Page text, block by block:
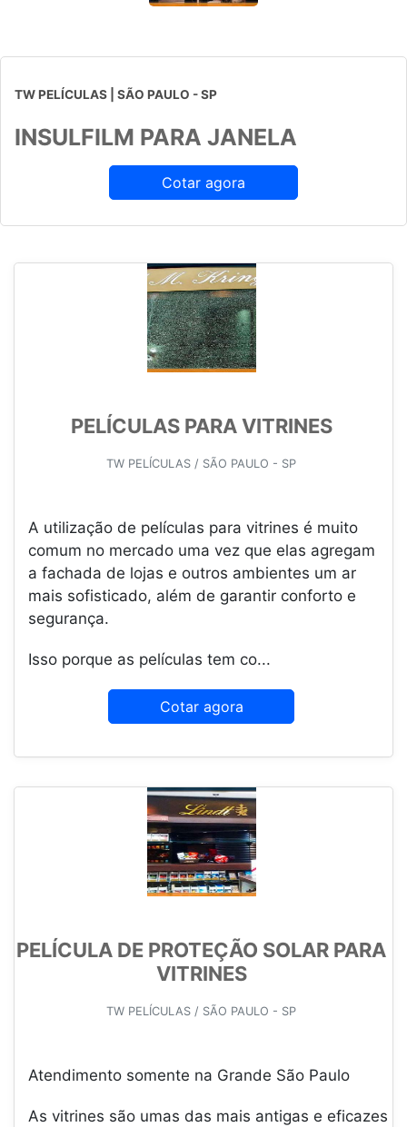
TW PELÍCULAS | SÃO PAULO - SP
INSULFILM PARA JANELA
Cotar agora
PELÍCULAS PARA VITRINES
TW PELÍCULAS / SÃO PAULO - SP
A utilização de películas para vitrines é muito
comum no mercado uma vez que elas agregam
a fachada de lojas e outros ambientes um ar
mais sofisticado, além de garantir conforto e
segurança.
Isso porque as películas tem co...
Cotar agora
PELÍCULA DE PROTEÇÃO SOLAR PARA
VITRINES
TW PELÍCULAS / SÃO PAULO - SP
Atendimento somente na Grande São Paulo
As vitrines são umas das mais antigas e eficazes